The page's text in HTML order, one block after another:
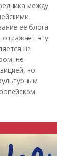
между
её блога
отражает эту
не
не
но